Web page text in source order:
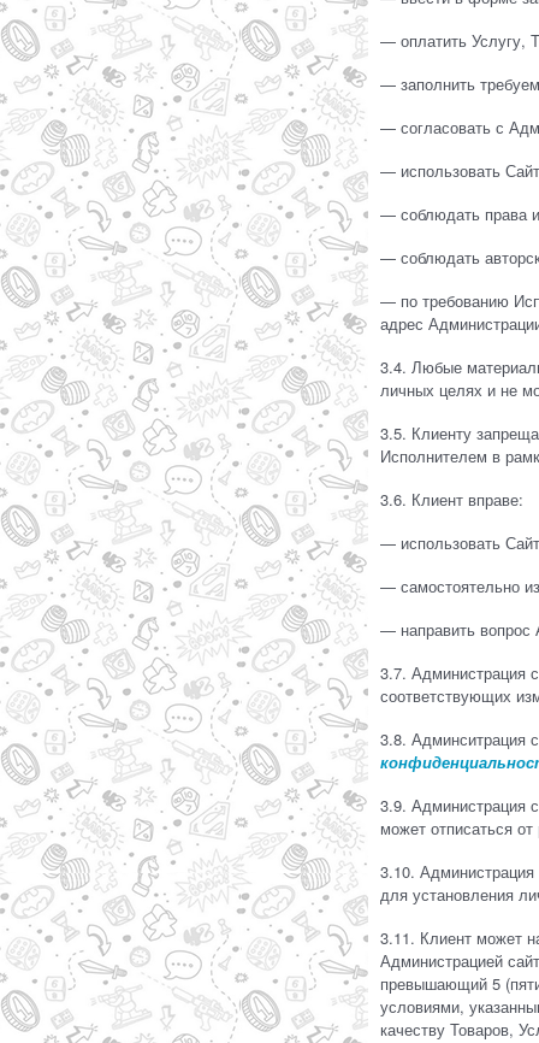
— оплатить Услугу,
— заполнить
— согласовать с
— использовать
— соблюдать права
— соблюдать
— по требованию
адрес
3.4. Любые
личных целях и не
3.5. Клиенту
Исполнителем в
3.6. Клиент вправе:
— использовать
— самостоятельно
— направить вопрос
3.7. Администрация
соответствующих
3.8. Админситрация
3.9. Администрация
может отписаться
3.10.
для установления
3.11. Клиент может
Администрацией
превышающий 5
условиями,
качеству Товаров,